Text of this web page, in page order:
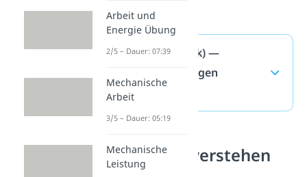
Arbeit (Physik) —
häufigste Fragen
(ausklappen)
Mechanik verstehen
Arbeit und
Energie Übung
2/5 – Dauer: 07:39
Mechanische
Arbeit
3/5 – Dauer: 05:19
Mechanische
Leistung